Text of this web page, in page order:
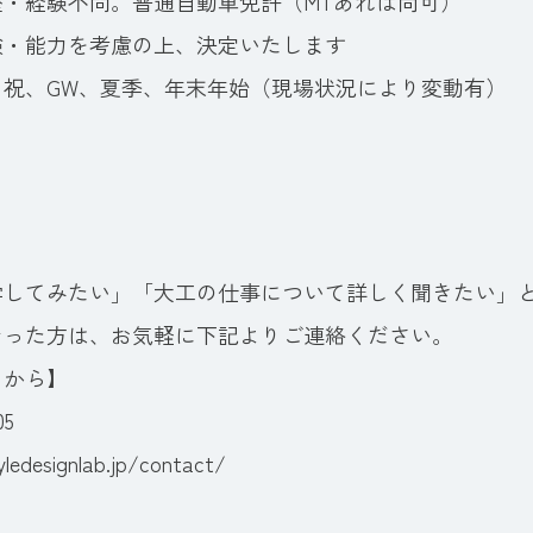
を考慮の上、決定いたします
GW、夏季、年末年始（現場状況により変動有）
てみたい」「大工の仕事について詳しく聞きたい」
た方は、お気軽に下記よりご連絡ください。
ら】
contact/